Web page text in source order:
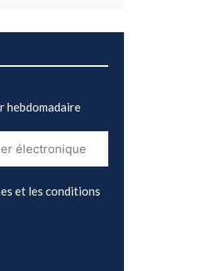
hebdomadaire
et les conditions